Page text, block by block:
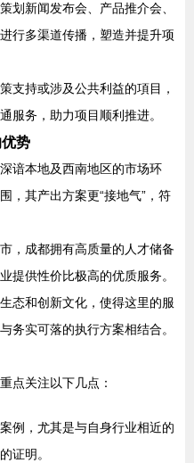
划新闻发布会、产品推介会、
行多渠道传播，塑造并提升项
支持或涉及公共利益的項目，
服务，助力项目顺利推进。
势
谙本地及西南地区的市场环
，其产出方案更“接地气”，符
，成都拥有高质量的人才储备
提供性价比极高的优质服务。
态和创新文化，使得这里的服
务实可落的执行方案相结合。
点关注以下几点：
例，尤其是与自身行业相近的
证明。